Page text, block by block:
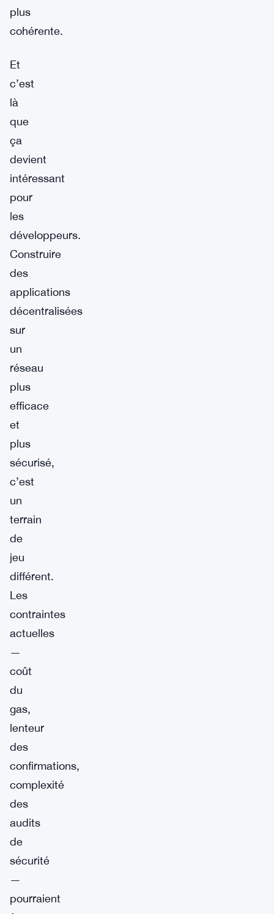
plus
cohérente.
Et
c’est
là
que
ça
devient
intéressant
pour
les
développeurs.
Construire
des
applications
décentralisées
sur
un
réseau
plus
efficace
et
plus
sécurisé,
c’est
un
terrain
de
jeu
différent.
Les
contraintes
actuelles
—
coût
du
gas,
lenteur
des
confirmations,
complexité
des
audits
de
sécurité
—
pourraient